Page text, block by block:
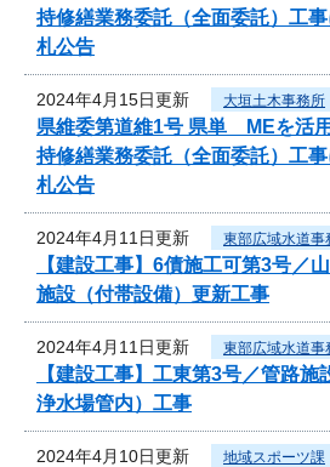
持修繕業務委託（全面委託）工
札公告
2024年4月15日更新 大垣土木事務所
県維委第道維1号 県単 MEを活
持修繕業務委託（全面委託）工
札公告
2024年4月11日更新 東部広域水道事
【建設工事】6債施工可第3号／
施設（付帯設備）更新工事
2024年4月11日更新 東部広域水道事
【建設工事】工東第3号／管路施
浄水場管内）工事
2024年4月10日更新 地域スポーツ課